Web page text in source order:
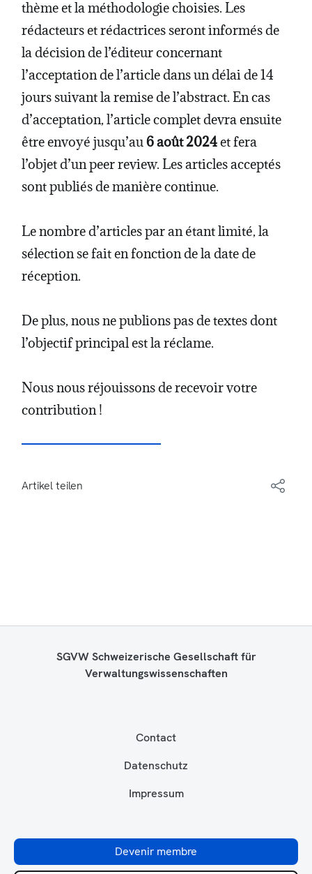
thème et la méthodologie choisies. Les
rédacteurs et rédactrices seront informés de
la décision de l’éditeur concernant
l’acceptation de l’article dans un délai de 14
jours suivant la remise de l’abstract. En cas
d’acceptation, l’article complet devra ensuite
être envoyé jusqu’au6 août 2024et fera
l’objet d’un peer review. Les articles acceptés
sont publiés de manière continue.
Le nombre d’articles par an étant limité, la
sélection se fait en fonction de la date de
réception.
De plus, nous ne publions pas de textes dont
l’objectif principal est la réclame.
Nous nous réjouissons de recevoir votre
contribution !
Artikel teilen
SGVW Schweizerische Gesellschaft für
Verwaltungswissenschaften
Contact
Datenschutz
Impressum
Devenir membre